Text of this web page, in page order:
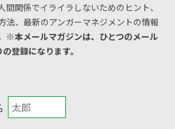
間関係でイライラしないためのヒント、
法、 最新のアンガーマネジメントの情報
※本メールマガジンは、ひとつのメール
登録になります。